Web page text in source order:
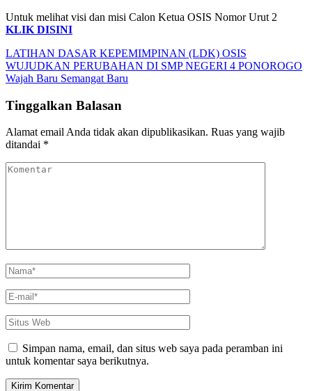
Untuk melihat visi dan misi Calon Ketua OSIS Nomor Urut 2
KLIK DISINI
Navigasi
pos
LATIHAN DASAR KEPEMIMPINAN (LDK) OSIS
WUJUDKAN PERUBAHAN DI SMP NEGERI 4 PONOROGO
Wajah Baru Semangat Baru
Tinggalkan Balasan
Alamat email Anda tidak akan dipublikasikan. Ruas yang wajib
ditandai *
Komentar
Nama*
E-
mail*
Situs
Web
Simpan nama, email, dan situs web saya pada peramban ini
untuk komentar saya berikutnya.